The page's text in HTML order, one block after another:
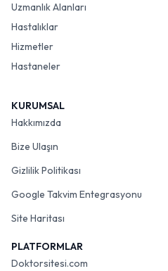
Uzmanlık Alanları
Hastalıklar
Hizmetler
Hastaneler
KURUMSAL
Hakkımızda
Bize Ulaşın
Gizlilik Politikası
Google Takvim Entegrasyonu
Site Haritası
PLATFORMLAR
Doktorsitesi.com